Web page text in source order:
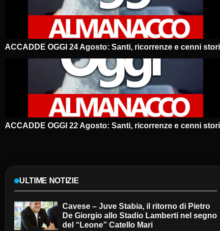
ACCADDE OGGI 24 Agosto: Santi, ricorrenze e cenni
ACCADDE OGGI 22 Agosto: Santi, ricorrenze e cenni
ULTIME NOTIZIE
Cavese – Juve Stabia, il ritorno di Pietro
De Giorgio allo Stadio Lamberti nel segno
del “Leone” Catello Mari